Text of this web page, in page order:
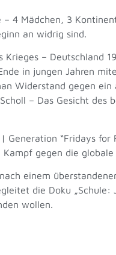
4 Mädchen, 3
an widrig sind.
– Deutschland
in jungen Jahren
Widerstand gegen
– Das Gesicht des
“Fridays for
gegen die
einem
die Doku „Schule:
wollen.